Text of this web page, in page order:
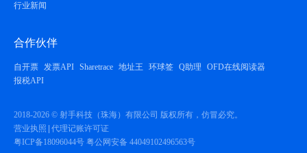
行业新闻
合作伙伴
自开票 发票API Sharetrace 地址王 环球签 Q助理
OFD在线阅读器
报税API
2018-2026 © 射手科技（珠海）有限公司 版权所有，仿冒必究。
营业执照 代理记账许可证
粤ICP备18096044号 粤公网安备 44049102496563号